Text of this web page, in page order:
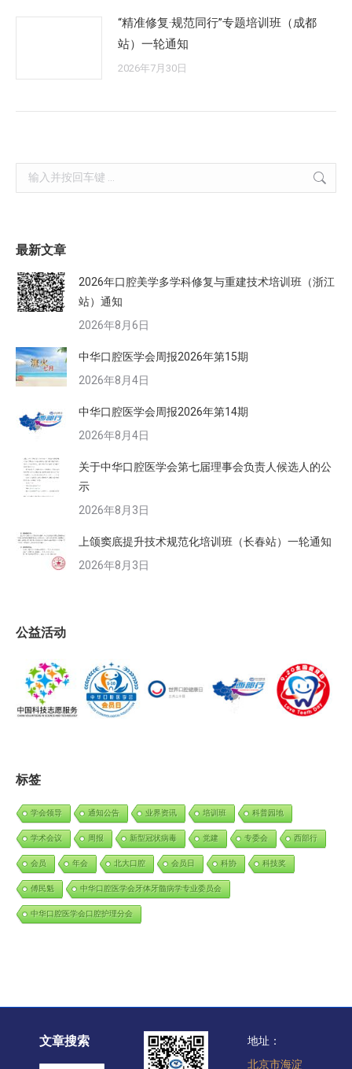
“精准修复·规范同行”专题培训班（成都
站）一轮通知
2026年7月30日
Search:
最新文章
2026年口腔美学多学科修复与重建技术培训班（浙江
站）通知
2026年8月6日
中华口腔医学会周报2026年第15期
2026年8月4日
中华口腔医学会周报2026年第14期
2026年8月4日
关于中华口腔医学会第七届理事会负责人候选人的公
示
2026年8月3日
上颌窦底提升技术规范化培训班（长春站）一轮通知
2026年8月3日
公益活动
标签
学会领导 通知公告 业界资讯 培训班 科普园地
学术会议 周报 新型冠状病毒 党建 专委会 西部行
会员 年会 北大口腔 会员日 科协 科技奖
傅民魁 中华口腔医学会牙体牙髓病学专业委员会
中华口腔医学会口腔护理分会
文章搜索
地址：
北京市海淀